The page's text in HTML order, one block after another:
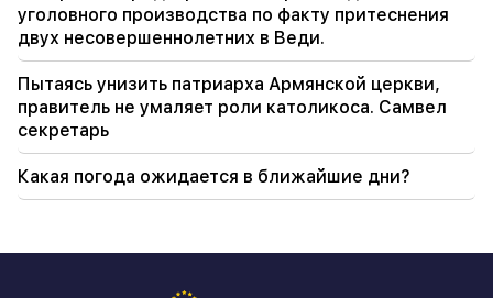
уголовного производства по факту притеснения
двух несовершеннолетних в Веди.
Пытаясь унизить патриарха Армянской церкви,
правитель не умаляет роли католикоса. Самвел
секретарь
Какая погода ожидается в ближайшие дни?